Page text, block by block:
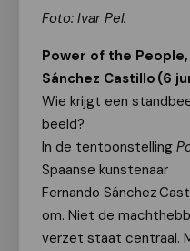
Foto: Ivar Pel.
Power of the
Sánchez Castillo (6
Wie krijgt een
beeld?
In de tentoonstelling
Spaanse kunstenaar
Fernando Sánchez
om. Niet de
verzet staat centraal.